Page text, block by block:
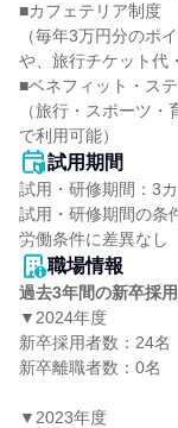
■カフェテリア制度
（毎年3万円分のポ
や、旅行チケット代
■ベネフィット・ス
（旅行・スポーツ
で利用可能）
試用期間
試用・研修期間：3カ
試用・研修期間の条
職場情報
過去3年間の新卒採
▼2024年度
新卒採用者数：24名
新卒離職者数：0名
▼2023年度